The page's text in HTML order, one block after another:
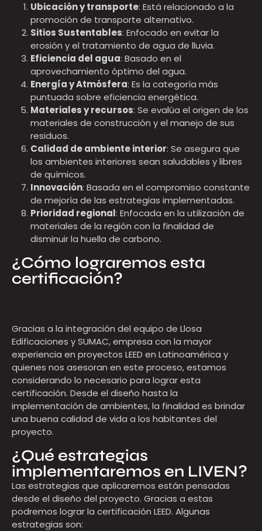
Ubicación y transporte: Está relacionado a la
promoción de transporte alternativo.
Sitios Sustentables: Enfocado en evitar la
erosión y el tratamiento de agua de lluvia.
Eficiencia del agua: Basado en el
aprovechamiento óptimo del agua.
Energía y Atmósfera: Es la categoría más
puntuada sobre eficiencia energética.
Materiales y recursos: Se evalúa el origen de los
materiales de construcción y el manejo de sus
residuos.
Calidad de ambiente interior: Se asegura que
los ambientes interiores sean saludables y libres
de químicos.
Innovación: Basada en el compromiso constante
de mejoría de las estrategias implementadas.
Prioridad regional: Enfocada en la utilización de
materiales de la región con la finalidad de
disminuir la huella de carbono.
¿Cómo lograremos esta
certificación?
Gracias a la integración del equipo de Llosa
Edificaciones y SUMAC, empresa con la mayor
experiencia en proyectos LEED en Latinoamérica y
quienes nos asesoran en este proceso, estamos
considerando lo necesario para lograr esta
certificación. Desde el diseño hasta la
implementación de ambientes, la finalidad es brindar
una buena calidad de vida a los habitantes del
proyecto.
¿Qué estrategias
implementaremos en LIVEN?
Las estrategias que aplicaremos están pensadas
desde el diseño del proyecto. Gracias a estas
podremos lograr la certificación LEED. Algunas
estrategias son: